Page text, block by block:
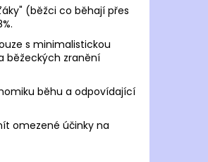
(běžci co běhají přes
s minimalistickou
běžeckých zranění
běhu a odpovídající
omezené účinky na